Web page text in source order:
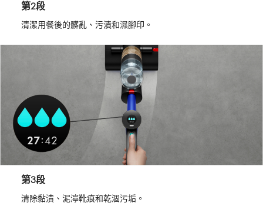
第2段
清潔用餐後的髒亂、污漬和濕腳印。
第3段
清除黏漬、泥濘靴痕和乾涸污垢。